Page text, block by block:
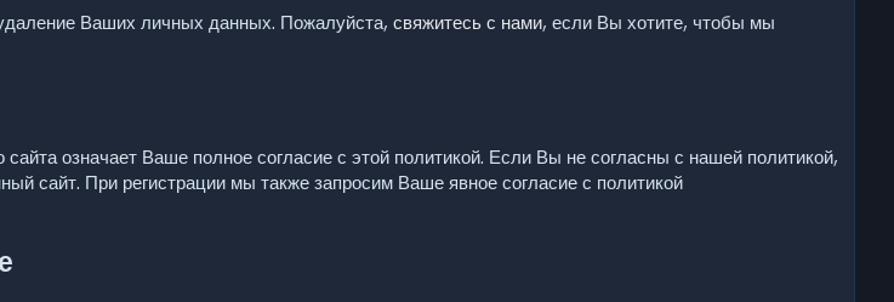
Ваших личных данных. Пожалуйста, свяжитесь с нами, если Вы хотите, чтобы мы
означает Ваше полное согласие с этой политикой. Если Вы не согласны с нашей политикой,
сайт. При регистрации мы также запросим Ваше явное согласие с политикой